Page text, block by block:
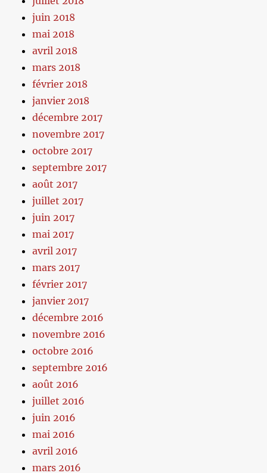
juin 2018
mai 2018
avril 2018
mars 2018
février 2018
janvier 2018
décembre 2017
novembre 2017
octobre 2017
septembre 2017
août 2017
juillet 2017
juin 2017
mai 2017
avril 2017
mars 2017
février 2017
janvier 2017
décembre 2016
novembre 2016
octobre 2016
septembre 2016
août 2016
juillet 2016
juin 2016
mai 2016
avril 2016
mars 2016